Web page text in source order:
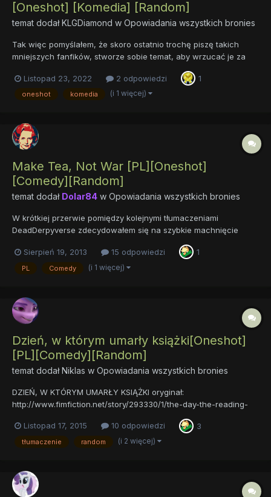
[Oneshot] [Komedia] [Random]
temat dodałKLGDiamond w Opowiadania wszystkich bronies
Tak więc pomyślałem, że skoro ostatnio trochę piszę takich
mniejszych fanfików, stworze sobie temat, aby wrzucać je za
tematów dla każdego fika i wrzucać co chwilę, zajmując sobie
cały segment najnowszej aktywnośći? Bo to upierdliwe, forum...
Listopad 23, 2022 2 odpowiedzi 1
oneshot komedia (i 1 więcej)
Make Tea, Not War [PL][Oneshot]
[Comedy][Random]
temat dodał Dolar84 w Opowiadania wszystkich bronies
W krótkiej przerwie pomiędzy kolejnymi tłumaczeniami
DeadDerpyverse zdecydowałem się na szybkie machnięcie
czegoś zabawnego, lekkiego i przyjemnego. Takim oto
sposobem przedstawiam tłumaczenie króciutkiego opowiadania
o Królewskich Siostrach. Autorem jest Trials. "Make Tea, Not
Sierpień 19, 2013 15 odpowiedzi 1
PL Comedy (i 1 więcej)
Dzień, w którym umarły książki[Oneshot]
[PL][Comedy][Random]
temat dodałNiklas w Opowiadania wszystkich bronies
DZIEŃ, W KTÓRYM UMARŁY KSIĄŻKI oryginał:
http://www.fimfiction.net/story/293330/1/the-day-the-reading-
w którym Equestria stanęła na krawędzi zagłady. Wszystko przez
to, że Twilight Sparkle przeczytała wszystkie książki, ja...
Listopad 17, 2015 10 odpowiedzi 3
tłumaczenie random (i 2 więcej)